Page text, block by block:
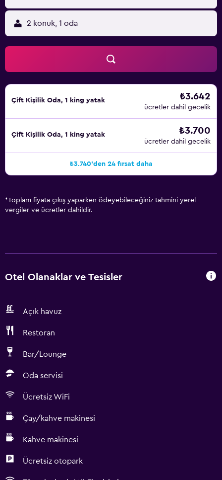
2 konuk, 1 oda
Çift ​Kişilik Oda, 1 king yatak ₺3.642
ücretler dahil gecelik
Çift ​Kişilik Oda, 1 king yatak ₺3.700
ücretler dahil gecelik
₺3.740'den 24 fırsat daha
*Toplam fiyata çıkış yaparken ödeyebileceğiniz tahmini yerel
vergiler ve ücretler dahildir.
Otel Olanaklar ve Tesisler
Açık havuz
Restoran
Bar/Lounge
Oda servisi
Ücretsiz WiFi
Çay/kahve makinesi
Kahve makinesi
Ücretsiz otopark